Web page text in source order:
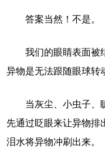
答案当然！不是。
我们的眼睛表面被结
异物是无法跟随眼球转
当灰尘、小虫子、睫
先通过眨眼来让异物排
泪水将异物冲刷出来。